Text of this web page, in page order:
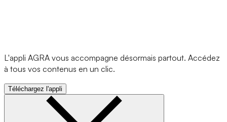
L'appli AGRA vous accompagne désormais partout. Accédez
à tous vos contenus en un clic.
Téléchargez l'appli